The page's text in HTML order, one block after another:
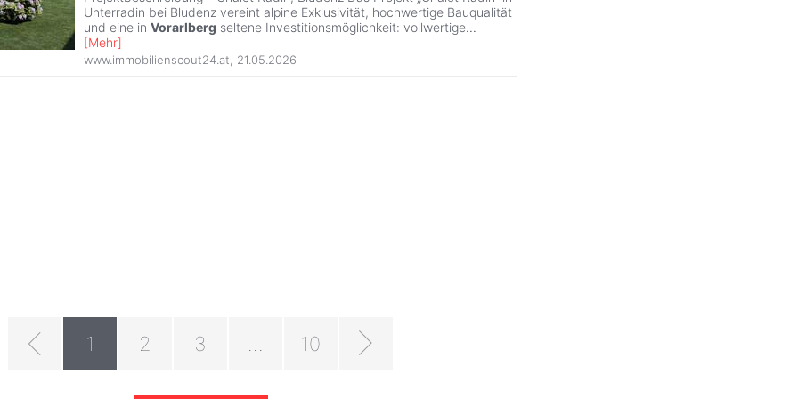
Unterradin bei Bludenz vereint alpine Exklusivität, hochwertige Bauqualität
und eine in Vorarlberg seltene Investitionsmöglichkeit: vollwertige...
[Mehr]
www.immobilienscout24.at 21.05.2026
1 2 3 10